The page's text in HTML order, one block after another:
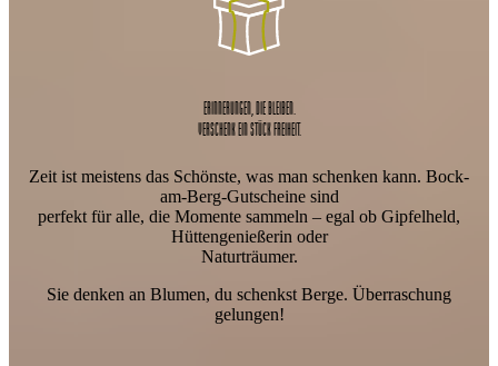
ERINNERUNGEN, DIE BLEIBEN.
VERSCHENK EIN STÜCK FREIHEIT.
Zeit ist meistens das Schönste, was man schenken kann. Bock-
am-Berg-Gutscheine sind
perfekt für alle, die Momente sammeln – egal ob Gipfelheld,
Hüttengenießerin oder
Naturträumer.
Sie denken an Blumen, du schenkst Berge. Überraschung
gelungen!